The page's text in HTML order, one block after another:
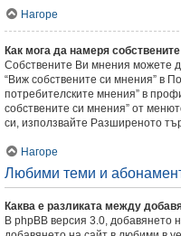
Нагоре
Как мога да намеря
Собствените Ви мнения можете
“Виж собствените си мнения” в
потребителските мнения” в
собствените си мнения” от
си, използвайте Разширеното
Нагоре
Любими теми и
Каква е разликата между
В phpBB версия 3.0,